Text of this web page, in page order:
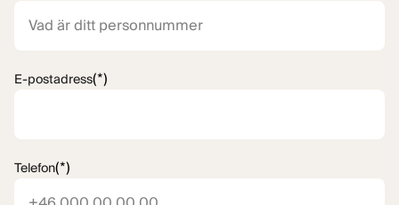
E-postadress(*)
Telefon(*)